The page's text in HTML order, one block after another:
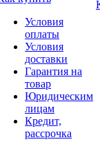
Условия
оплаты
Условия
доставки
Гарантия на
товар
Юридическим
лицам
Кредит,
рассрочка